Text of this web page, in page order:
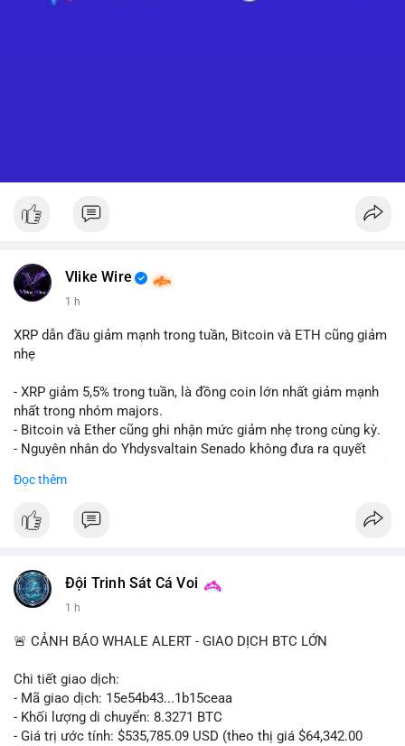
Vlike Wire
1 h
XRP dẫn đầu giảm mạnh trong tuần, Bitcoin và ETH cũng giảm
nhẹ
- XRP giảm 5,5% trong tuần, là đồng coin lớn nhất giảm mạnh
nhất trong nhóm majors.
- Bitcoin và Ether cũng ghi nhận mức giảm nhẹ trong cùng kỳ.
- Nguyên nhân do Yhdysvaltain Senado không đưa ra quyết
hè, đẩy việc thảo luận sang tháng 9.
XRP và Ripple, ảnh hưởng đến tâm lý nhà đầu tư.
#ripple
📰 Nguồn: CoinDesk
Đọc thêm
Đội Trinh Sát Cá Voi
1 h
🚨 CẢNH BÁO WHALE ALERT - GIAO DỊCH BTC LỚN
Chi tiết giao dịch:
- Mã giao dịch: 15e54b43...1b15ceaa
- Khối lượng di chuyển: 8.3271 BTC
- Giá trị ước tính: $535,785.09 USD (theo thị giá $64,342.00